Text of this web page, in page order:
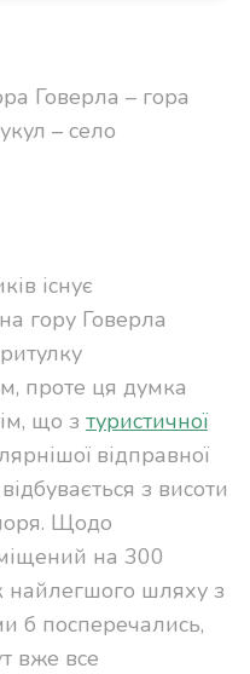
Говерла – гора
– село
існує
гору Говерла
проте ця думка
що з туристичної
відправної
з висоти
Щодо
на 300
найлегшого шляху з
б посперечались,
вже все